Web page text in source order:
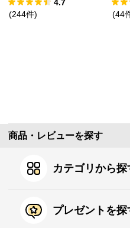
4.7
(244件) (44
商品・レビューを探す
カテゴリから探
プレゼントを探